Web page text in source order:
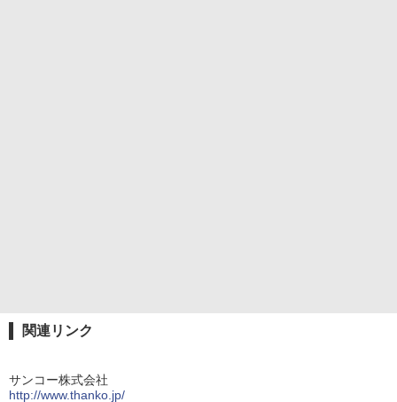
関連リンク
サンコー株式会社
http://www.thanko.jp/